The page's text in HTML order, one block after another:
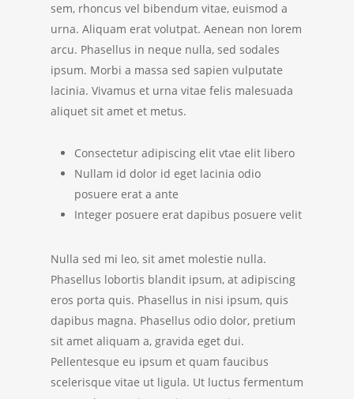
sem, rhoncus vel bibendum vitae, euismod a
urna. Aliquam erat volutpat. Aenean non lorem
arcu. Phasellus in neque nulla, sed sodales
ipsum. Morbi a massa sed sapien vulputate
lacinia. Vivamus et urna vitae felis malesuada
aliquet sit amet et metus.
Consectetur adipiscing elit vtae elit libero
Nullam id dolor id eget lacinia odio
posuere erat a ante
Integer posuere erat dapibus posuere velit
Nulla sed mi leo, sit amet molestie nulla.
Phasellus lobortis blandit ipsum, at adipiscing
eros porta quis. Phasellus in nisi ipsum, quis
dapibus magna. Phasellus odio dolor, pretium
sit amet aliquam a, gravida eget dui.
Pellentesque eu ipsum et quam faucibus
scelerisque vitae ut ligula. Ut luctus fermentum